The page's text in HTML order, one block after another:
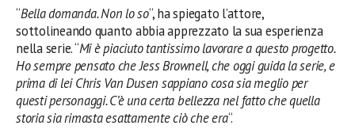
“Bella domanda. Non lo so“, ha spiegato l’attore,
sottolineando quanto abbia apprezzato la sua esperienza
nella serie. “Mi è piaciuto tantissimo lavorare a questo progetto.
Ho sempre pensato che Jess Brownell, che oggi guida la serie, e
prima di lei Chris Van Dusen sappiano cosa sia meglio per
questi personaggi. C’è una certa bellezza nel fatto che quella
storia sia rimasta esattamente ciò che era“.